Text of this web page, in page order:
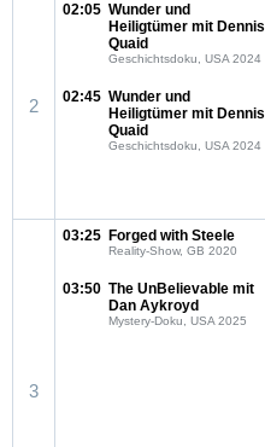
2
02:05 Wunder und
Heiligtümer mit Dennis
Quaid
Geschichtsdoku, USA 2024
02:45 Wunder und
Heiligtümer mit Dennis
Quaid
Geschichtsdoku, USA 2024
3
03:25 Forged with Steele
Reality-Show, GB 2020
03:50 The UnBelievable mit
Dan Aykroyd
Mystery-Doku, USA 2025